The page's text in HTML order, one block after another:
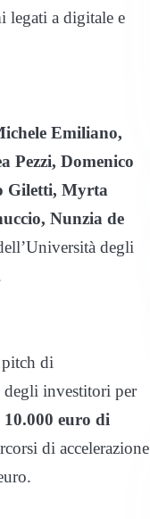
legati a digitale e
Emiliano,
Pezzi, Domenico
Giletti, Myrta
Nunzia de
degli
di
degli investitori per
euro di
di accelerazione